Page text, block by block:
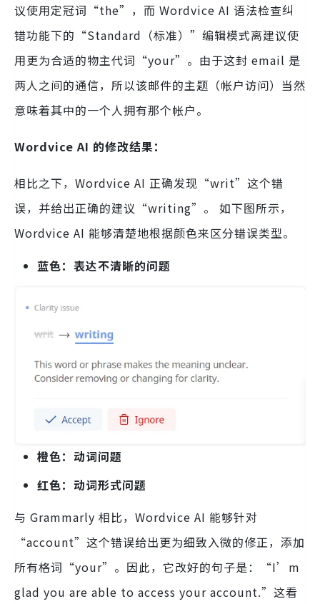
议使用定冠词“the”，而 Wordvice AI 语法检查纠
错功能下的“Standard（标准）”编辑模式离建议使
用更为合适的物主代词“your”。由于这封 email 是
两人之间的通信，所以该邮件的主题（帐户访问）当然
意味着其中的一个人拥有那个帐户。
Wordvice AI 的修改结果：
相比之下，Wordvice AI 正确发现“writ”这个错
误，并给出正确的建议“writing”。 如下图所示，
Wordvice AI 能够清楚地根据颜色来区分错误类型。
蓝色：表达不清晰的问题
橙色：动词问题
红色：动词形式问题
与 Grammarly 相比，Wordvice AI 能够针对
“account”这个错误给出更为细致入微的修正，添加
所有格词“your”。因此，它改好的句子是：“I’m
glad you are able to access your account.”这看